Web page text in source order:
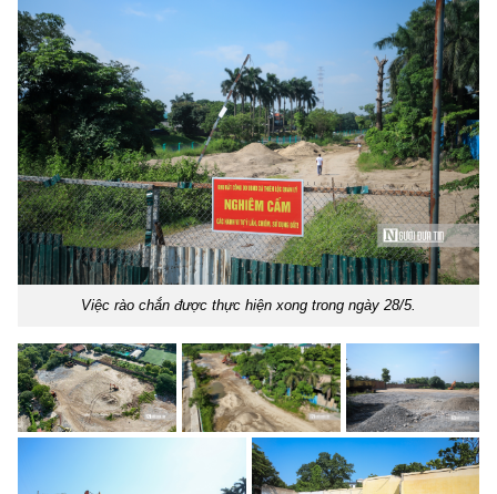
Việc rào chắn được thực hiện xong trong ngày 28/5.